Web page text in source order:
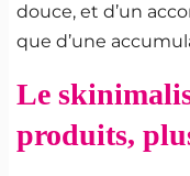
douce, et d’un
que d’une
Le
produits,